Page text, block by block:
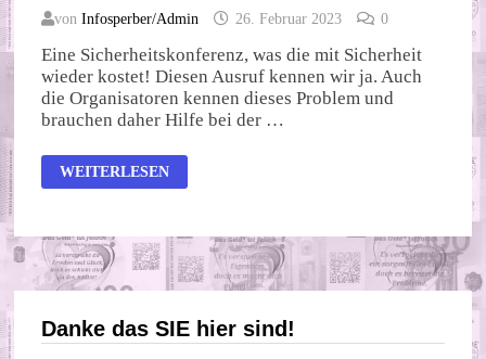
vonInfosperber/Admin 26. Februar 2023 0
Eine Sicherheitskonferenz, was die mit Sicherheit
wieder kostet! Diesen Ausruf kennen wir ja. Auch
die Organisatoren kennen dieses Problem und
brauchen daher Hilfe bei der …
MÜNCHNER
SICHERHEITSKONFERENZ
WEITERLESEN
Danke das SIE hier sind!